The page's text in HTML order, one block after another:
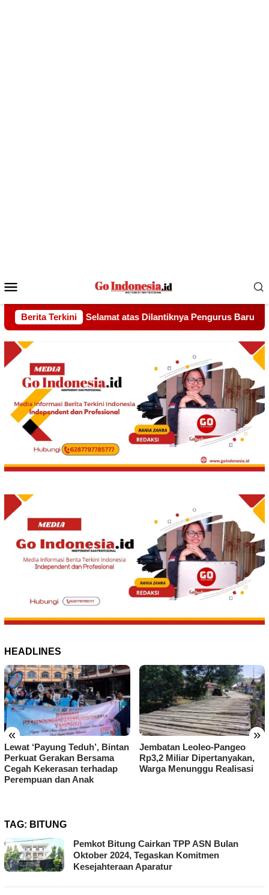
Mobile
Berita Terkini
Pengurus Baru PERMATA Batam Periode 2026–2031
HEADLINES
« »
Lewat ‘Payung Teduh’, Bintan
Perkuat Gerakan Bersama
Cegah Kekerasan terhadap
Perempuan dan Anak
Jembatan Leoleo-Pangeo
Rp3,2 Miliar Dipertanyakan,
Warga Menunggu Realisasi
TAG: BITUNG
Pemkot Bitung Cairkan TPP ASN Bulan
Oktober 2024, Tegaskan Komitmen
Kesejahteraan Aparatur